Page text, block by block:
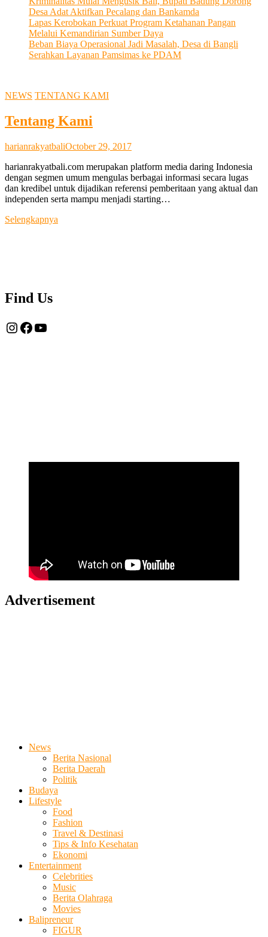
Desa Adat Aktifkan Pecalang dan Bankamda
Lapas Kerobokan Perkuat Program Ketahanan Pangan
Melalui Kemandirian Sumber Daya
Beban Biaya Operasional Jadi Masalah, Desa di Bangli
Serahkan Layanan Pamsimas ke PDAM
NEWS TENTANG KAMI
Tentang Kami
harianrakyatbaliOctober 29, 2017
harianrakyatbali.com merupakan platform media daring Indonesia
dengan segmen umum mengulas berbagai informasi secara lugas
dan kredibel untuk dijadikan referensi pemberitaan yang aktual dan
independen serta mampu menjadi starting…
Selengkapnya
Find Us
Instagram
Facebook
YouTube
Advertisement
News
Berita Nasional
Berita Daerah
Politik
Budaya
Lifestyle
Food
Fashion
Travel & Destinasi
Tips & Info Kesehatan
Ekonomi
Entertainment
Celebrities
Music
Berita Olahraga
Movies
Balipreneur
FIGUR